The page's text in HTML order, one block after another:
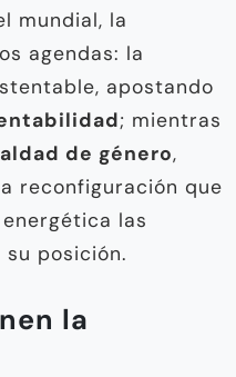
mundial, la
agendas: la
apostando
; mientras
de género,
reconfiguración que
las
posición.
la